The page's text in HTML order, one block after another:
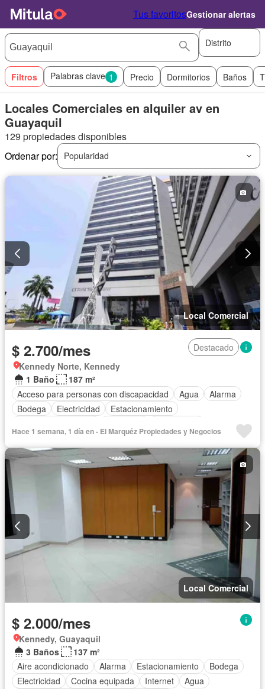
Tus favoritosGestionar alertas
Distrito
Filtros Palabras clave 1 Precio Dormitorios Baños
Locales Comerciales en alquiler av en
Guayaquil
129 propiedades disponibles
Ordenar por:
Popularidad
Local Comercial
$ 2.700/mes
Destacado
Kennedy Norte, Kennedy
1 Baño
187 m²
Acceso para personas con discapacidad
Agua
Alarma
Bodega
Electricidad
Estacionamiento
Hace 1 semana, 1 día en - El Marquéz Propiedades y Negocios
Local Comercial
$ 2.000/mes
Kennedy, Guayaquil
3 Baños
137 m²
Aire acondicionado
Alarma Estacionamiento
Bodega
Electricidad
Cocina equipada Internet
Agua